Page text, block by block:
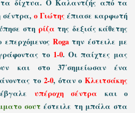
τα δίχτυα. Ο Καλαντζής από τα
σέντρα, ο Γιώτης έπιασε καρφωτή
στη ρίζατης δεξιάς κάθετης
επερχόμενοςRogaτην έστειλε με
το 1-0. Οι παίχτες μας
και στο 37΄σημείωσαν ένα
το 2-0, όταν οΚλειτσάκης
υπέροχη σέντρα και ο
σουτ έστειλε τη μπάλα στα